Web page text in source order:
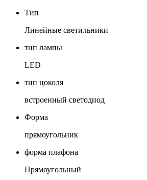
Тип
Линейные светильники
тип лампы
LED
тип цоколя
встроенный светодиод
Форма
прямоугольник
форма плафона
Прямоугольный